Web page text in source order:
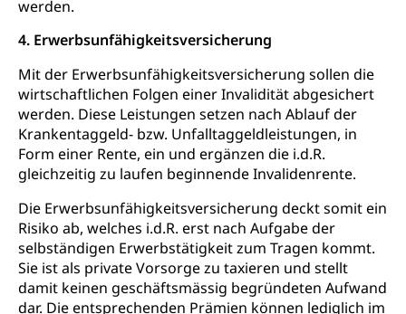
werden.
4. Erwerbsunfähigkeitsversicherung
Mit der Erwerbsunfähigkeitsversicherung sollen die
wirtschaftlichen Folgen einer Invalidität abgesichert
werden. Diese Leistungen setzen nach Ablauf der
Krankentaggeld- bzw. Unfalltaggeldleistungen, in
Form einer Rente, ein und ergänzen die i.d.R.
gleichzeitig zu laufen beginnende Invalidenrente.
Die Erwerbsunfähigkeitsversicherung deckt somit ein
Risiko ab, welches i.d.R. erst nach Aufgabe der
selbständigen Erwerbstätigkeit zum Tragen kommt.
Sie ist als private Vorsorge zu taxieren und stellt
damit keinen geschäftsmässig begründeten Aufwand
dar. Die entsprechenden Prämien können lediglich im
Gemeindeverbände für Abfallentsorgung
Boden, Natur und Landschaft
Bodenschutz, Landschaftsschutz, Gewässerschutz,
Natur (Dienststelle Landwirtschaft und
Wald)
Natur- und Lanschaftsschutz (GEO-Portal
rawi)
Boden
Chemie und Gifte
Giftabfälle, Giftmüll, Schadstoffe, Giftstoffe, Störfall
Sonderabfälle und Gifte (Umweltberatung
Eigentum
Liegenschaft, Immobilie, Grundstück
ÖREB-Kataster
Grundeigentümerabfrage
Energie
Strom, Energieversorgung, Stromversorgung,
Energieverbrauch, Stromverbrauch, Energiequelle,
Windenergie, Wasserkraft, Sonnenenergie, fossile